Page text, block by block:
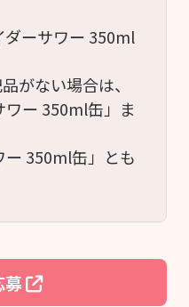
ダーサワー 350ml
がない場合は、
ワー 350ml缶」ま
ー 350ml缶」とも
募